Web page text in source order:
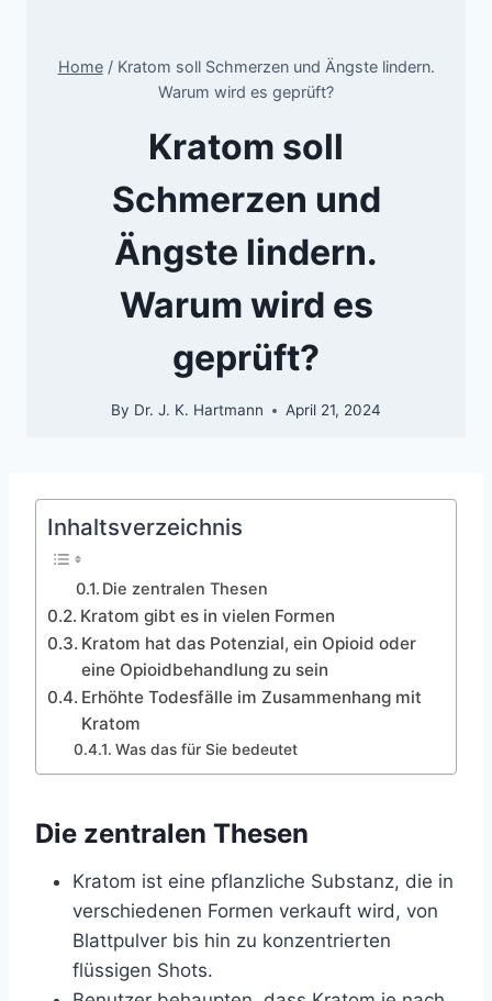
Home / Kratom soll Schmerzen und Ängste lindern.
Warum wird es geprüft?
Kratom soll
Schmerzen und
Ängste lindern.
Warum wird es
geprüft?
By Dr. J. K. Hartmann April 21, 2024
Inhaltsverzeichnis
Die zentralen Thesen
Kratom gibt es in vielen Formen
Kratom hat das Potenzial, ein Opioid oder
eine Opioidbehandlung zu sein
Erhöhte Todesfälle im Zusammenhang mit
Kratom
Was das für Sie bedeutet
Die zentralen Thesen
Kratom ist eine pflanzliche Substanz, die in
verschiedenen Formen verkauft wird, von
Blattpulver bis hin zu konzentrierten
flüssigen Shots.